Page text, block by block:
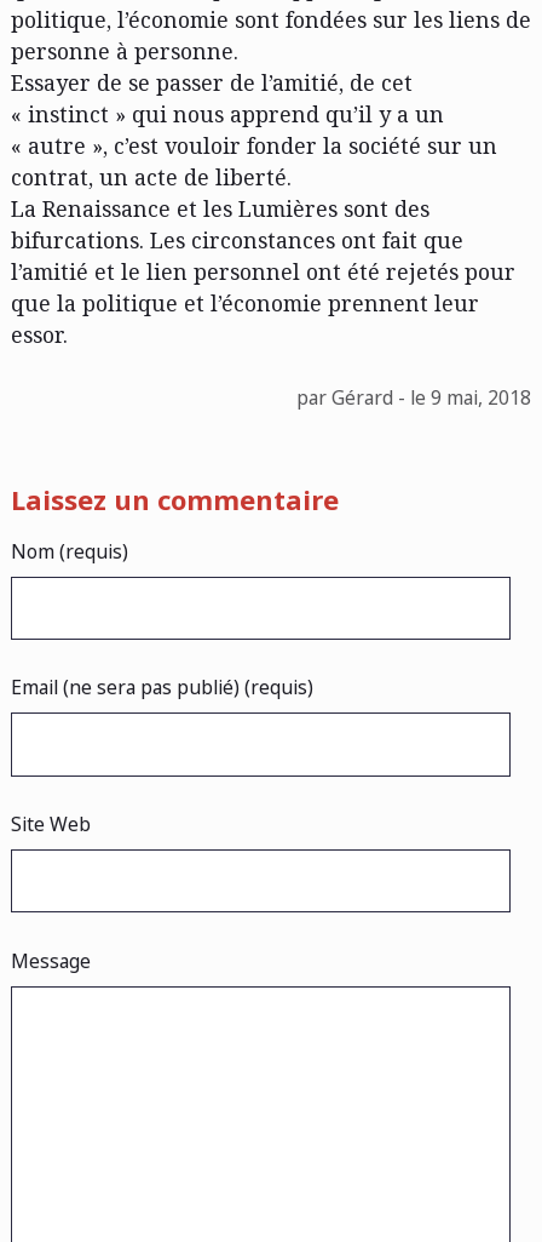
politique, l’économie sont fondées sur les liens de
personne à personne.
Essayer de se passer de l’amitié, de cet
« instinct » qui nous apprend qu’il y a un
« autre », c’est vouloir fonder la société sur un
contrat, un acte de liberté.
La Renaissance et les Lumières sont des
bifurcations. Les circonstances ont fait que
l’amitié et le lien personnel ont été rejetés pour
que la politique et l’économie prennent leur
essor.
par Gérard - le 9 mai, 2018
Laissez un commentaire
Nom (requis)
Email (ne sera pas publié) (requis)
Site Web
Message